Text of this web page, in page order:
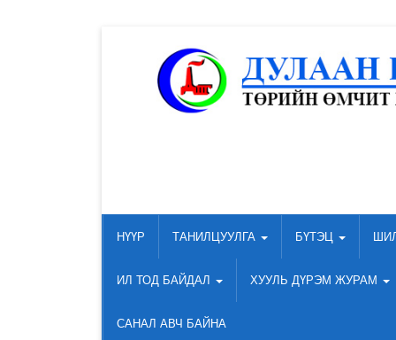
НҮҮР ТАНИЛЦУУЛГА БҮТЭЦ
ИЛ ТОД БАЙДАЛ ХУУЛЬ ДҮРЭМ ЖУРАМ
САНАЛ АВЧ БАЙНА